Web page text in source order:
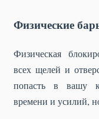
Физические
Физическая
всех щелей и
попасть в вашу
времени и усилий,